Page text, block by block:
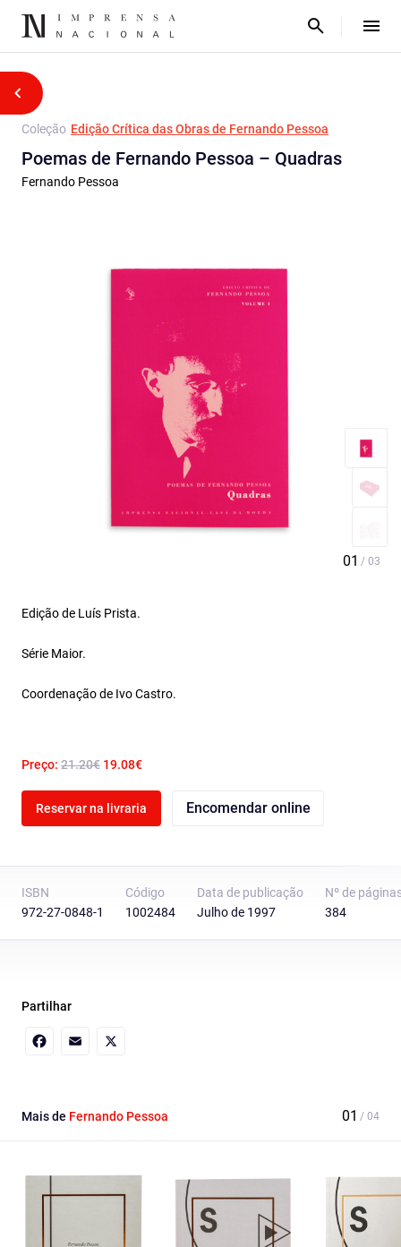
Coleção Edição Crítica das Obras de Fernando Pessoa
Poemas de Fernando Pessoa – Quadras
Fernando Pessoa
Edição de Luís Prista.
Série Maior.
Coordenação de Ivo Castro.
Preço: 21.20€ 19.08€
Reservar na livraria Encomendar online
ISBN
972-27-0848-1
Código
1002484
Data de publicação
Julho de 1997
Nº de
384
Partilhar
Mais de Fernando Pessoa